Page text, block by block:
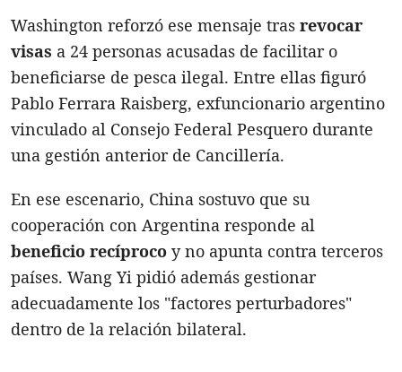
Washington reforzó ese mensaje tras revocar
visas a 24 personas acusadas de facilitar o
beneficiarse de pesca ilegal. Entre ellas figuró
Pablo Ferrara Raisberg, exfuncionario argentino
vinculado al Consejo Federal Pesquero durante
una gestión anterior de Cancillería.
En ese escenario, China sostuvo que su
cooperación con Argentina responde al
beneficio recíproco y no apunta contra terceros
países. Wang Yi pidió además gestionar
adecuadamente los "factores perturbadores"
dentro de la relación bilateral.